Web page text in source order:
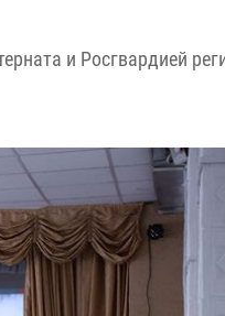
и Росгвардией